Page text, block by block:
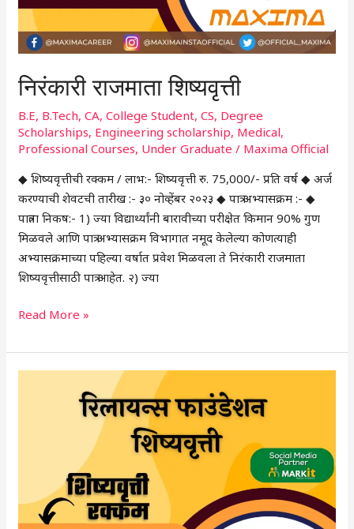
निरंकारी राजमाता शिष्यवृत्ती
B.E, B.Tech,CA,College Student,CS, Degree
Scholarships, Engineering scholarship, Medical,
Professional Courses, Under Graduate / Maxima Official
◆ शिष्यवृत्तीची रक्कम / लाभ:- शिष्यवृत्ती रु. 75,000/- प्रति वर्ष ◆ अर्ज
करण्याची शेवटची तारीख :- ३० नोव्हेंबर २०२३ ◆ पात्र अभ्यासक्रम :- ◆
पात्रता निकष:- 1) ज्या विद्यार्थ्यांनी बारावीच्या परीक्षेत किमान 90% गुण
मिळवले आणि पात्र अभ्यासक्रम विभागात नमूद केलेल्या कोणत्याही
अभ्यासक्रमाच्या पहिल्या वर्षात प्रवेश मिळवला ते निरंकारी राजमाता
शिष्यवृत्तीसाठी पात्र आहेत. २) ज्या
Read More »